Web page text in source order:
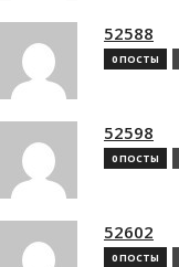
52588
0 ПОСТЫ
52598
0 ПОСТЫ
52602
0 ПОСТЫ